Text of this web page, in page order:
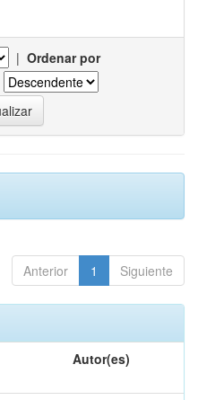
| Ordenar por
Anterior 1 Siguiente
Autor(es)